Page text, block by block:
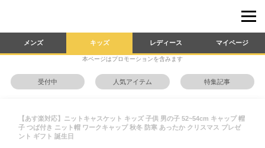
メンズ キッズ レディース マイページ
本ページはプロモーションを含みます
受付中 人気アイテム 特集記事
【あす楽対応】ニットキャスケット キッズ 子供 男の子 52~54cm キャップ 帽
子 つば付き ニット帽 ワークキャップ 秋冬 防寒 あったか クリスマス プレゼ
ント ギフト 誕生日